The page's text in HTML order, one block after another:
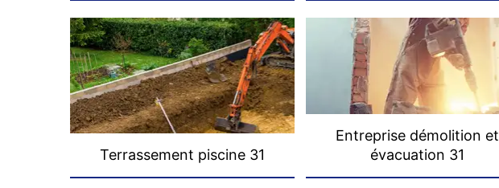
Terrassement piscine 31
Entreprise démolition et
évacuation 31